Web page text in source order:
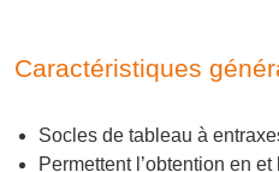
Caractéristiques
Socles de tableau à
Permettent l’obtention en